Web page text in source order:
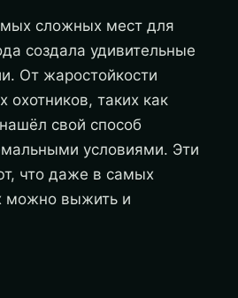
сложных мест для
создала удивительные
От жаростойкости
таких как
свой способ
условиями. Эти
что даже в самых
можно выжить и